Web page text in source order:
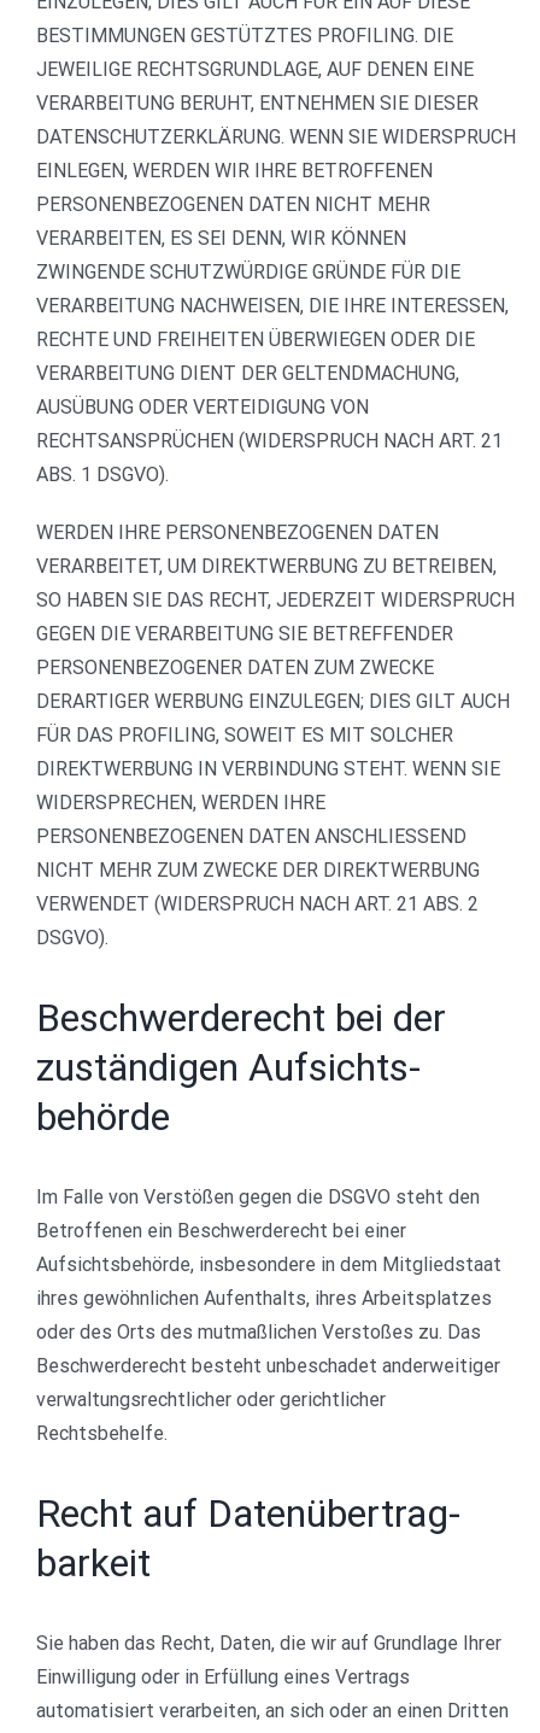
BESTIMMUNGEN GESTÜTZTES PROFILING. DIE
JEWEILIGE RECHTSGRUNDLAGE, AUF DENEN EINE
VERARBEITUNG BERUHT, ENTNEHMEN SIE DIESER
DATENSCHUTZERKLÄRUNG. WENN SIE WIDERSPRUCH
EINLEGEN, WERDEN WIR IHRE BETROFFENEN
PERSONENBEZOGENEN DATEN NICHT MEHR
VERARBEITEN, ES SEI DENN, WIR KÖNNEN
ZWINGENDE SCHUTZWÜRDIGE GRÜNDE FÜR DIE
VERARBEITUNG NACHWEISEN, DIE IHRE INTERESSEN,
RECHTE UND FREIHEITEN ÜBERWIEGEN ODER DIE
VERARBEITUNG DIENT DER GELTENDMACHUNG,
AUSÜBUNG ODER VERTEIDIGUNG VON
RECHTSANSPRÜCHEN (WIDERSPRUCH NACH ART. 21
ABS. 1 DSGVO).
WERDEN IHRE PERSONENBEZOGENEN DATEN
VERARBEITET, UM DIREKTWERBUNG ZU BETREIBEN,
SO HABEN SIE DAS RECHT, JEDERZEIT WIDERSPRUCH
GEGEN DIE VERARBEITUNG SIE BETREFFENDER
PERSONENBEZOGENER DATEN ZUM ZWECKE
DERARTIGER WERBUNG EINZULEGEN; DIES GILT AUCH
FÜR DAS PROFILING, SOWEIT ES MIT SOLCHER
DIREKTWERBUNG IN VERBINDUNG STEHT. WENN SIE
WIDERSPRECHEN, WERDEN IHRE
PERSONENBEZOGENEN DATEN ANSCHLIESSEND
NICHT MEHR ZUM ZWECKE DER DIREKTWERBUNG
VERWENDET (WIDERSPRUCH NACH ART. 21 ABS. 2
DSGVO).
Beschwerde­recht bei der
zuständigen Aufsichts­
behörde
Im Falle von Verstößen gegen die DSGVO steht den
Betroffenen ein Beschwerderecht bei einer
Aufsichtsbehörde, insbesondere in dem Mitgliedstaat
ihres gewöhnlichen Aufenthalts, ihres Arbeitsplatzes
oder des Orts des mutmaßlichen Verstoßes zu. Das
Beschwerderecht besteht unbeschadet anderweitiger
verwaltungsrechtlicher oder gerichtlicher
Rechtsbehelfe.
Recht auf Daten­übertrag­
barkeit
Sie haben das Recht, Daten, die wir auf Grundlage Ihrer
Einwilligung oder in Erfüllung eines Vertrags
automatisiert verarbeiten, an sich oder an einen Dritten